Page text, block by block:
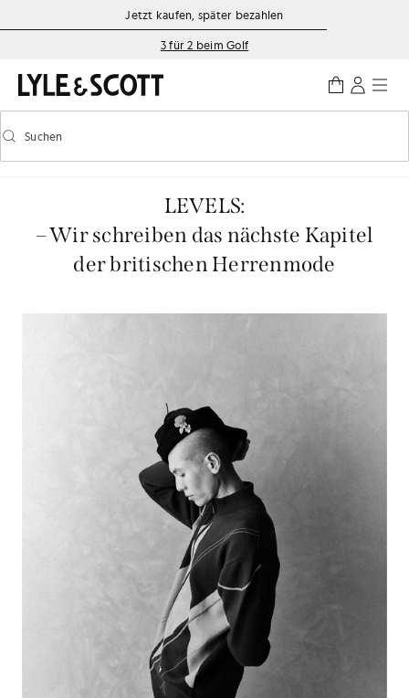
Zum Hauptinhalt springen
Informationen zur Barrierefreiheit
Jetzt kaufen, später bezahlen
3 für 2 beim Golf
Vorausschauende Suche ein-/ausschalten
Suchen
LEVELS:
– Wir schreiben das nächste Kapitel
der britischen Herrenmode